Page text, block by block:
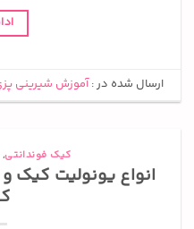
ارسال شده در :آموزش شیرینی
کیک فوندانتی,
انواع یونولیت کیک و